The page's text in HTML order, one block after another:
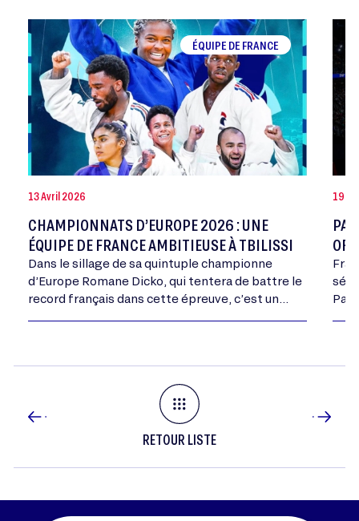
ÉQUIPE DE FRANCE
13 Avril 2026
CHAMPIONNATS D’EUROPE 2026 : UNE
ÉQUIPE DE FRANCE AMBITIEUSE À TBILISSI
Dans le sillage de sa quintuple championne
d’Europe Romane Dicko, qui tentera de battre le
record français dans cette épreuve, c’est un
19
RETOUR LISTE